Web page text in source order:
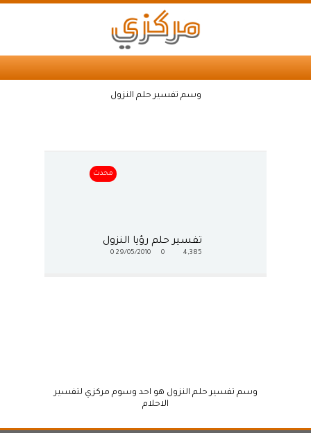
وسم تفسير حلم النزول
محدث
تفسير حلم رؤيا النزول
4,385
29/05/2010
0
وسم تفسير حلم النزول هو احد وسوم مركزي لتفسير
الاحلام